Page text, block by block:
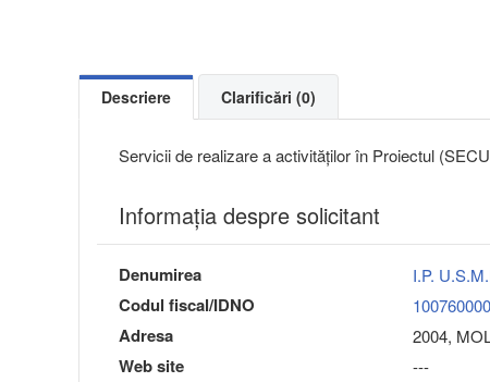
Descriere Clarificări (0)
Servicii de realizare a activităților în Proiectul
Informaţia despre solicitant
Denumirea I.P.
Codul fiscal/IDNO
Adresa 2004,
Web site ---